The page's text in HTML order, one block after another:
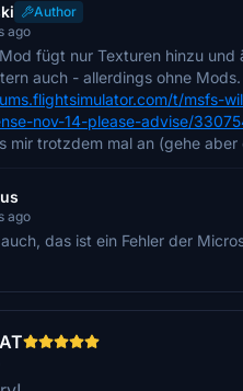
Author
ago
fügt nur Texturen hinzu
auch - allerdings ohne
t/msfs-
nov-14-please-advise/
mir trotzdem mal an (gehe
ago
das ist ein Fehler der